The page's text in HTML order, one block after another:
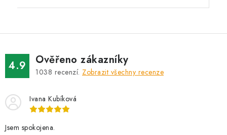
4.9 Ověřeno zákazníky
1038 recenzí. Zobrazit všechny recenze
Ivana Kubíková
Jsem spokojena.